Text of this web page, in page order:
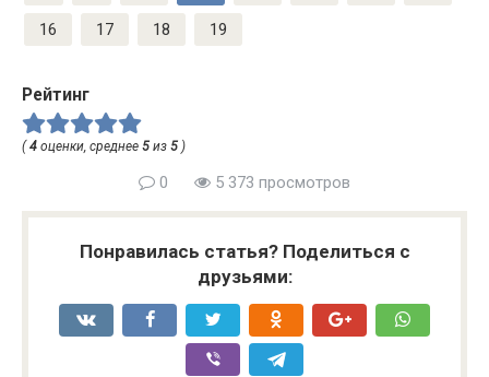
16 17 18 19
Рейтинг
(4 оценки, среднее 5 из 5 )
0 5 373 просмотров
Понравилась статья? Поделиться с
друзьями: